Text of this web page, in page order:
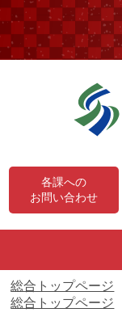
各課への
お問い合わせ
総合トップページ
総合トップページ